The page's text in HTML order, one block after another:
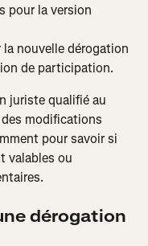
pour la version
nouvelle dérogation
de participation.
juriste qualifié au
modifications
pour savoir si
valables ou
dérogation